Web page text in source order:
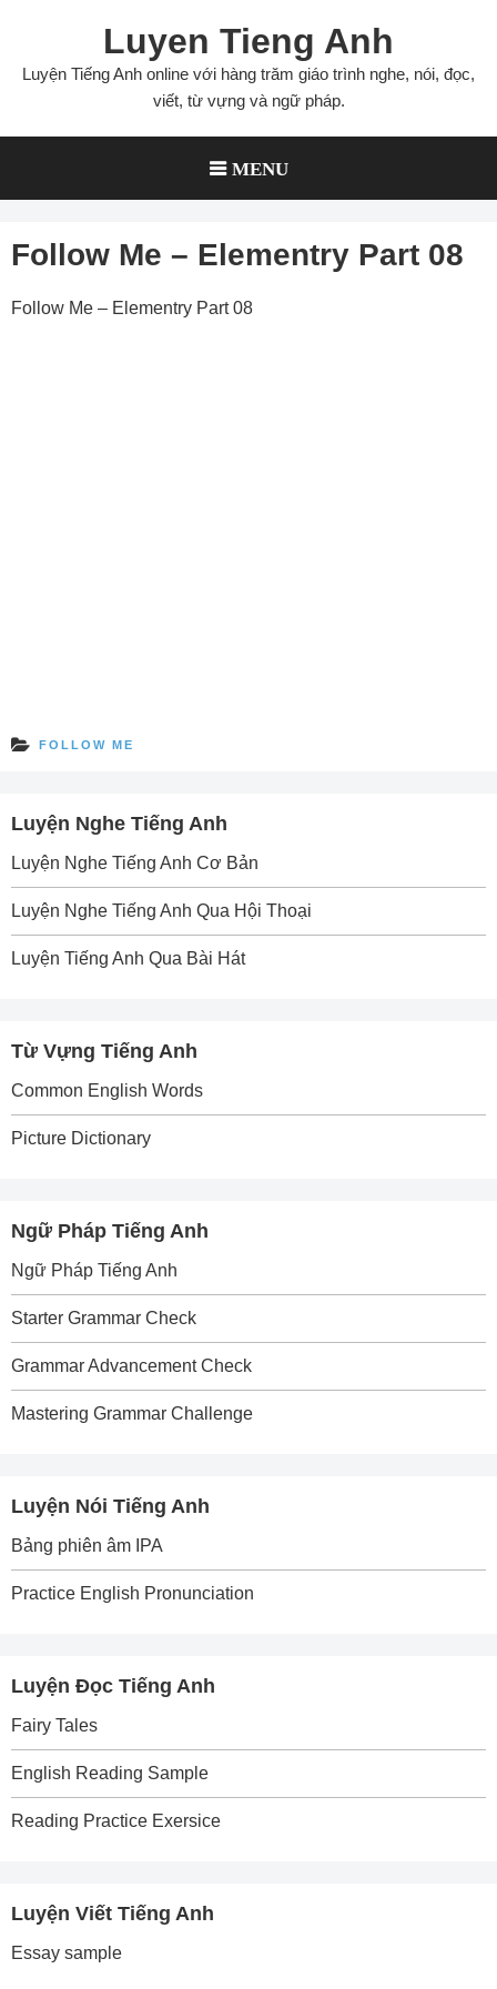
content
Luyen Tieng Anh
Luyện Tiếng Anh online với hàng trăm giáo trình nghe, nói, đọc,
viết, từ vựng và ngữ pháp.
MENU
Follow Me – Elementry Part 08
Follow Me – Elementry Part 08
FOLLOW ME
Luyện Nghe Tiếng Anh
Luyện Nghe Tiếng Anh Cơ Bản
Luyện Nghe Tiếng Anh Qua Hội Thoại
Luyện Tiếng Anh Qua Bài Hát
Từ Vựng Tiếng Anh
Common English Words
Picture Dictionary
Ngữ Pháp Tiếng Anh
Ngữ Pháp Tiếng Anh
Starter Grammar Check
Grammar Advancement Check
Mastering Grammar Challenge
Luyện Nói Tiếng Anh
Bảng phiên âm IPA
Practice English Pronunciation
Luyện Đọc Tiếng Anh
Fairy Tales
English Reading Sample
Reading Practice Exersice
Luyện Viết Tiếng Anh
Essay sample